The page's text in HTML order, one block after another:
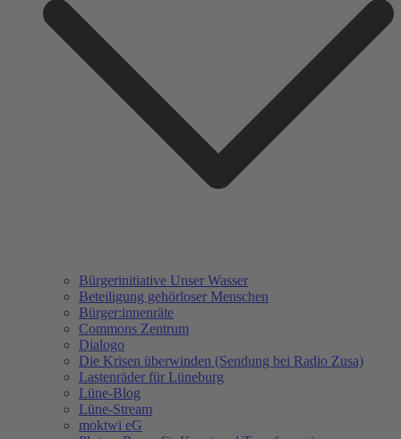
Bürgerinitiative Unser Wasser
Beteiligung gehörloser Menschen
Bürger:innenräte
Commons Zentrum
Dialogo
Die Krisen überwinden (Sendung bei Radio Zusa)
Lastenräder für Lüneburg
Lüne-Blog
Lüne-Stream
moktwi eG